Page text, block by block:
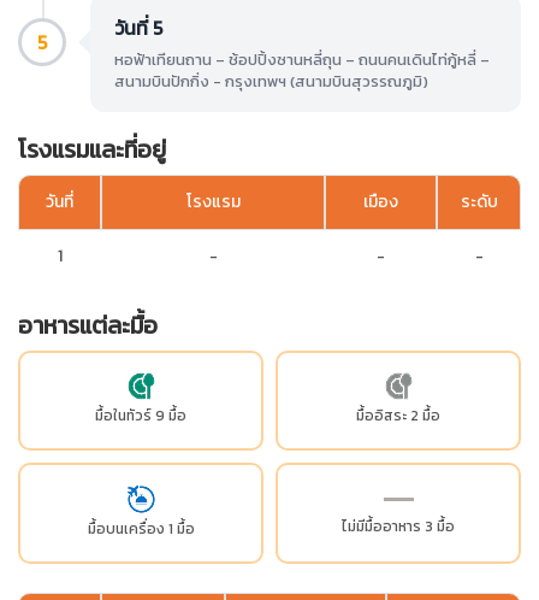
5 วันที่ 5
หอฟ้าเทียนถาน – ช้อปปิ้งซานหลี่ถุน – ถนนคนเดินไท่กู้หลี่ –
สนามบินปักกิ่ง - กรุงเทพฯ (สนามบินสุวรรณภูมิ)
โรงแรมและที่อยู่
วันที่ โรงแรม เมือง ระดับ
1 - - -
อาหารแต่ละมื้อ
มื้อในทัวร์ 9 มื้อ มื้ออิสระ 2 มื้อ
มื้อบนเครื่อง 1 มื้อ ไม่มีมื้ออาหาร 3 มื้อ